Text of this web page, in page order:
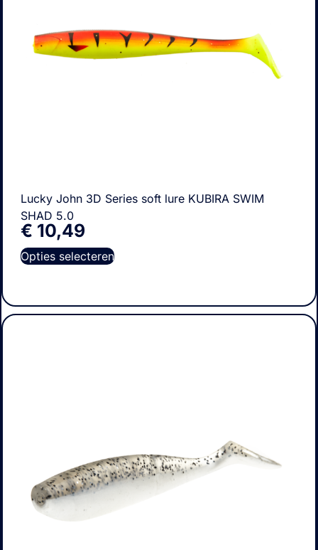
Lucky John 3D Series soft lure KUBIRA SWIM
SHAD 5.0
€ 10,49
Opties selecteren